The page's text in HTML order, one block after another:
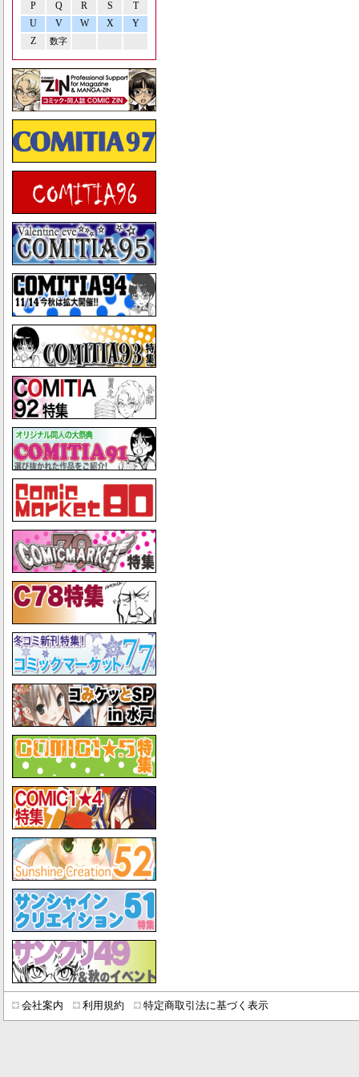
P Q R S
T
U
V W X
Y
Z
数字
会社案内 利用規約 特定商取引法に基づく表示